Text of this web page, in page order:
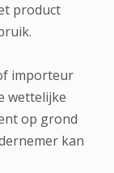
product
importeur
wettelijke
op grond
kan